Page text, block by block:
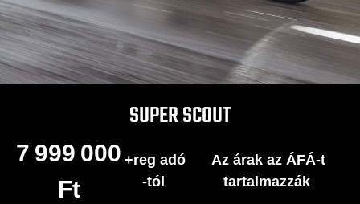
SUPER SCOUT
+reg adó
-tól
7 999 000
Ft
Az árak az ÁFÁ-t
tartalmazzák